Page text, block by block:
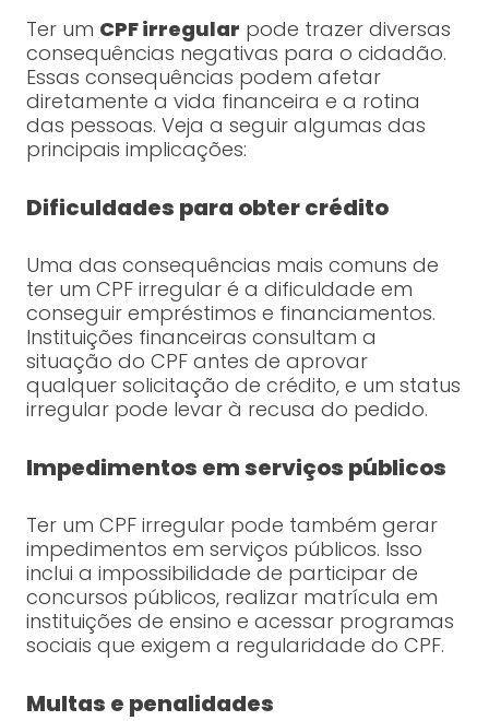
Ter um CPF irregular pode trazer diversas
consequências negativas para o cidadão.
Essas consequências podem afetar
diretamente a vida financeira e a rotina
das pessoas. Veja a seguir algumas das
principais implicações:
Dificuldades para obter crédito
Uma das consequências mais comuns de
ter um CPF irregular é a dificuldade em
conseguir empréstimos e financiamentos.
Instituições financeiras consultam a
situação do CPF antes de aprovar
qualquer solicitação de crédito, e um status
irregular pode levar à recusa do pedido.
Impedimentos em serviços públicos
Ter um CPF irregular pode também gerar
impedimentos em serviços públicos. Isso
inclui a impossibilidade de participar de
concursos públicos, realizar matrícula em
instituições de ensino e acessar programas
sociais que exigem a regularidade do CPF.
Multas e penalidades